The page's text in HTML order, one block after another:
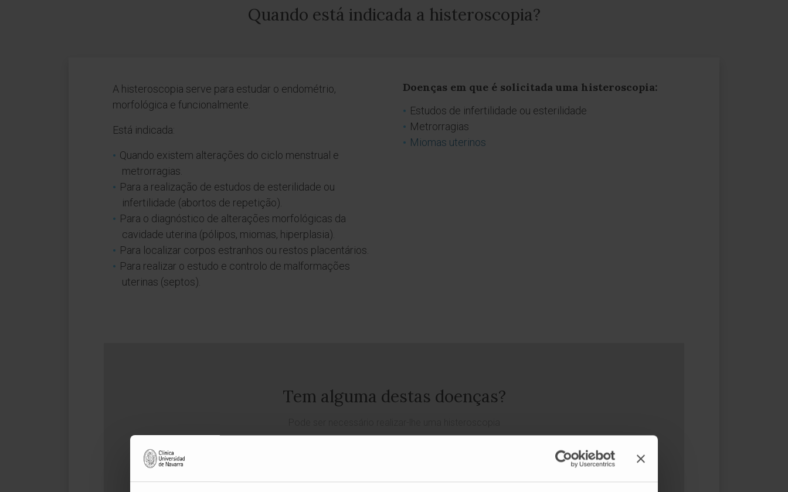
Quando está indicada a histeroscopia?
A histeroscopia serve para estudar o endométrio,
morfológica e funcionalmente.
Está indicada:
Quando existem alterações do ciclo menstrual e
metrorragias.
Para a realização de estudos de esterilidade ou
infertilidade (abortos de repetição).
Para o diagnóstico de alterações morfológicas da
cavidade uterina (pólipos, miomas, hiperplasia).
Para localizar corpos estranhos ou restos placentários.
Para realizar o estudo e controlo de malformações
uterinas (septos).
Doenças em que é solicitada uma histeroscopia:
Estudos de infertilidade ou esterilidade
Metrorragias
Miomas uterinos
Tem alguma destas doenças?